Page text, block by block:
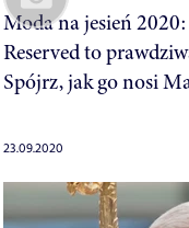
Moda na jesień 2020:
Reserved to
Spójrz, jak go nosi
23.09.2020